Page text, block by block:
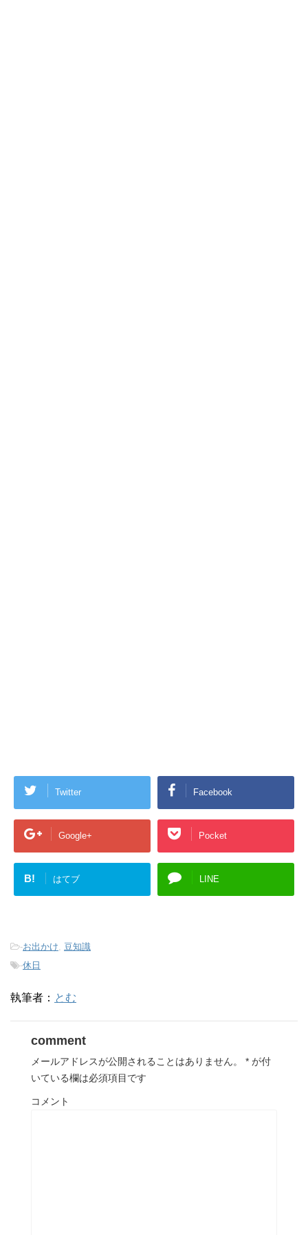
Twitter Facebook
Google+ Pocket
B! はてブ LINE
-お出かけ
豆知識
-休日
執筆者： とむ
comment
メールアドレスが公開されることはありません。 * が付
いている欄は必須項目です
コメント